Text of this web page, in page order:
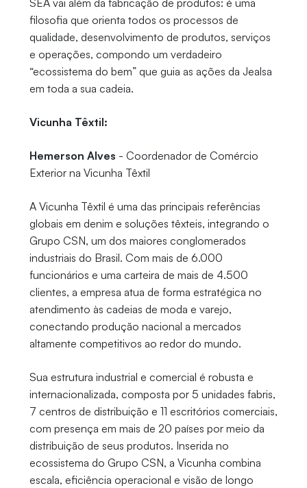
SEA vai além da fabricação de produtos: é uma
filosofia que orienta todos os processos de
qualidade, desenvolvimento de produtos, serviços
e operações, compondo um verdadeiro
“ecossistema do bem” que guia as ações da Jealsa
em toda a sua cadeia.
Vicunha Têxtil:
Hemerson Alves - Coordenador de Comércio
Exterior na Vicunha Têxtil
A Vicunha Têxtil é uma das principais referências
globais em denim e soluções têxteis, integrando o
Grupo CSN, um dos maiores conglomerados
industriais do Brasil. Com mais de 6.000
funcionários e uma carteira de mais de 4.500
clientes, a empresa atua de forma estratégica no
atendimento às cadeias de moda e varejo,
conectando produção nacional a mercados
altamente competitivos ao redor do mundo.
Sua estrutura industrial e comercial é robusta e
internacionalizada, composta por 5 unidades fabris,
7 centros de distribuição e 11 escritórios comerciais,
com presença em mais de 20 países por meio da
distribuição de seus produtos. Inserida no
ecossistema do Grupo CSN, a Vicunha combina
escala, eficiência operacional e visão de longo